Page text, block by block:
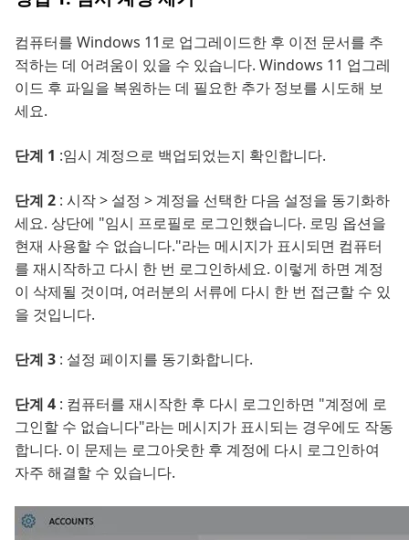
컴퓨터를 Windows 11로 업그레이드한 후 이전 문서를 추
적하는 데 어려움이 있을 수 있습니다. Windows 11 업그레
이드 후 파일을 복원하는 데 필요한 추가 정보를 시도해 보
세요.
단계 1 :임시 계정으로 백업되었는지 확인합니다.
단계 2 : 시작 > 설정 > 계정을 선택한 다음 설정을 동기화하
세요. 상단에 "임시 프로필로 로그인했습니다. 로밍 옵션을
현재 사용할 수 없습니다."라는 메시지가 표시되면 컴퓨터
를 재시작하고 다시 한 번 로그인하세요. 이렇게 하면 계정
이 삭제될 것이며, 여러분의 서류에 다시 한 번 접근할 수 있
을 것입니다.
단계 3 : 설정 페이지를 동기화합니다.
단계 4 : 컴퓨터를 재시작한 후 다시 로그인하면 "계정에 로
그인할 수 없습니다"라는 메시지가 표시되는 경우에도 작동
합니다. 이 문제는 로그아웃한 후 계정에 다시 로그인하여
자주 해결할 수 있습니다.